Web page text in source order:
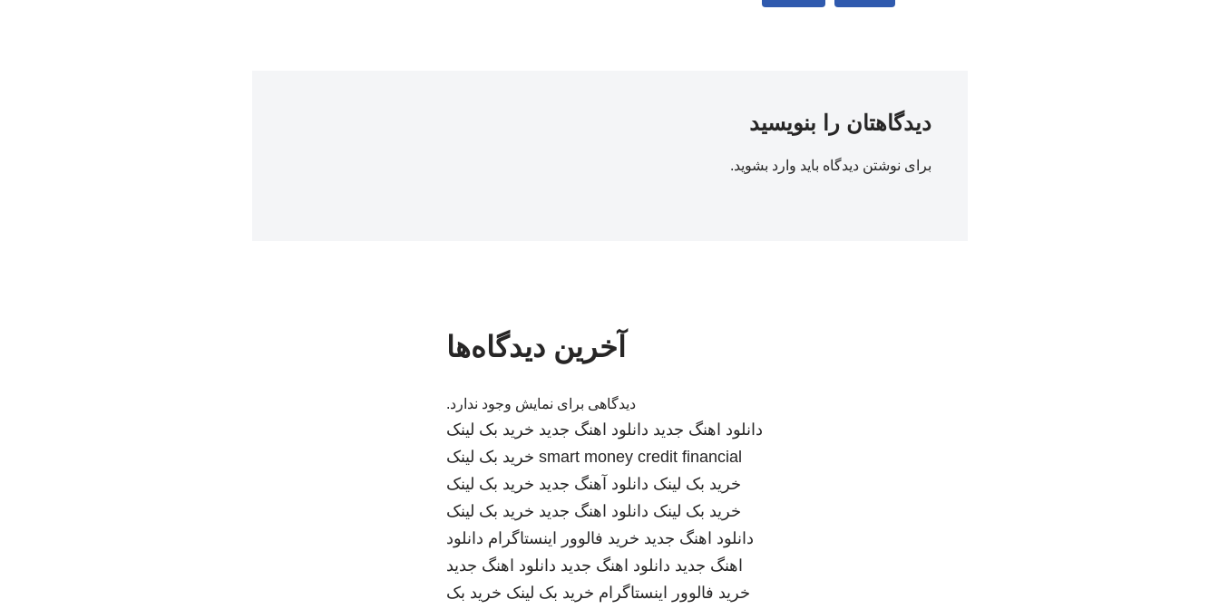
دیدگاهتان را بنویسید
برای نوشتن دیدگاه باید وارد بشوید.
آخرین دیدگاه‌ها
دیدگاهی برای نمایش وجود ندارد.
دانلود اهنگ جدید دانلود اهنگ جدید خرید بک لینک
smart money credit financial خرید بک لینک
خرید بک لینک دانلود آهنگ جدید خرید بک لینک
خرید بک لینک دانلود اهنگ جدید خرید بک لینک
دانلود اهنگ جدید خرید فالوور اینستاگرام دانلود
اهنگ جدید دانلود اهنگ جدید دانلود اهنگ جدید
خرید فالوور اینستاگرام خرید بک لینک خرید بک